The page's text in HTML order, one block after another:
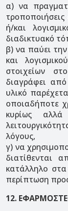
α) να
ή/και
διαδικτυακό
β) να παύει
και
στοιχείων
διαγράφει
υλικό
οποιαδήποτε
κυρίως
λόγους,
γ) να
διατίθενται
κατάλληλο
περίπτωση
12.